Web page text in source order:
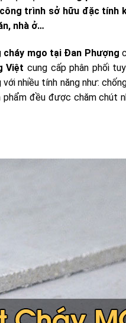
trình sở hữu đặc
nhà ở…
cháy mgo tại Đan Phượng
Việt cung cấp phân phối
nhiều tính năng như:
đều được chăm chút